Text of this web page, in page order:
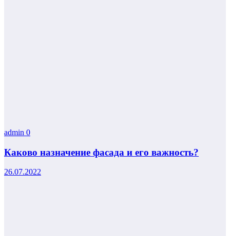
admin 0
Каково назначение фасада и его важность?
26.07.2022